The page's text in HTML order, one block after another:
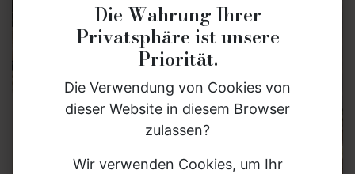
Die Wahrung Ihrer
Privatsphäre ist unsere
Priorität.
Die Verwendung von Cookies von
dieser Website in diesem Browser
zulassen?
Wir verwenden Cookies, um Ihr